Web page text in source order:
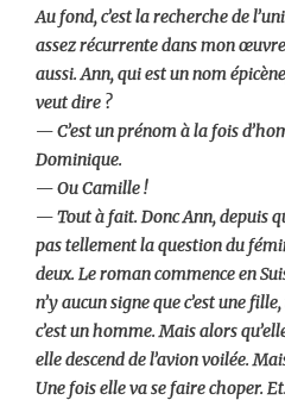
Au fond, c’est la recherche de
assez récurrente dans mon
aussi. Ann, qui est un nom
veut dire ?
— C’est un prénom à la fois
Dominique.
— Ou Camille !
— Tout à fait. Donc Ann, depuis
pas tellement la question du
deux. Le roman commence en
n’y aucun signe que c’est une
c’est un homme. Mais alors
elle descend de l’avion voilée.
Une fois elle va se faire choper.